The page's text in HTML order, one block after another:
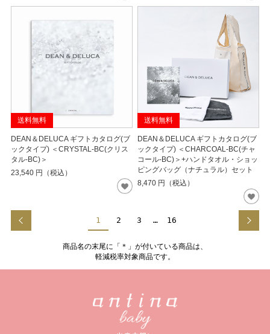
送料無料
DEAN＆DELUCA ギフトカタログ(ブ
ックタイプ) ＜CRYSTAL-BC(クリス
タル-BC)＞
23,540 円（税込）
送料無料
DEAN＆DELUCA ギフトカタログ(ブ
ックタイプ) ＜CHARCOAL-BC(チャ
コール-BC)＞+ハンドタオル・ショッ
ピングバッグ（ナチュラル）セット
8,470 円（税込）
1 2 3 … 16
商品名の末尾に「＊」が付いている商品は、
軽減税率対象商品です。